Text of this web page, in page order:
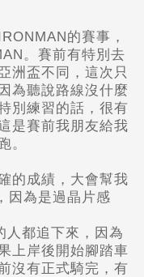
的賽事，
。 賽前有特別去
洲盃不同，這次 只
因為聽說路線沒什麼
別練習的話，很有
是賽前我朋友給我
。
的成績，大會幫我
因為是過晶片感
人都追下來，因為
上岸後開始腳踏車
沒有正式騎完，有